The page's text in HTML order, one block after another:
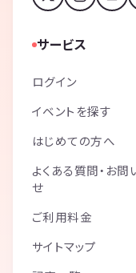
サービス
ログイン
イベントを探す
はじめての方へ
よくある質問・お問
せ
ご利用料金
サイトマップ